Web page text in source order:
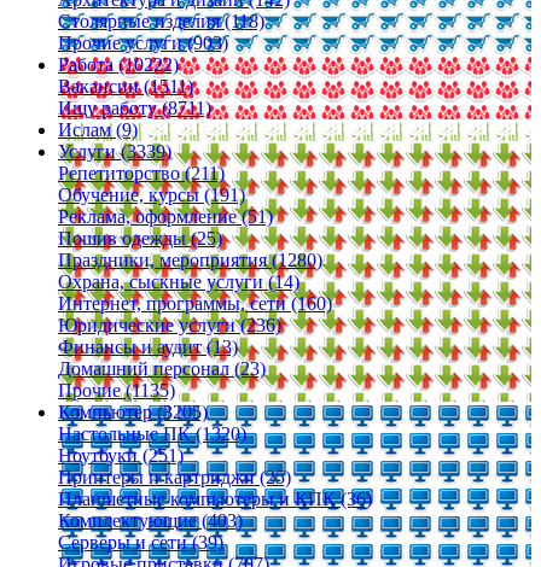
Столярные изделия (118)
Прочие услуги (903)
Работа (10222)
Вакансии (1511)
Ищу работу (8711)
Ислам (9)
Услуги (3339)
Репетиторство (211)
Обучение, курсы (191)
Реклама, оформление (51)
Пошив одежды (25)
Праздники, мероприятия (1280)
Охрана, сыскные услуги (14)
Интернет, программы, сети (160)
Юридические услуги (236)
Финансы и аудит (13)
Домашний персонал (23)
Прочие (1135)
Компьютер (3205)
Настольные ПК (1320)
Ноутбуки (251)
Принтеры и картриджи (25)
Планшетные компьютеры и КПК (36)
Комплектующие (403)
Серверы и сети (39)